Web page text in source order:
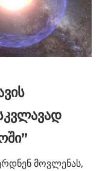
მოვლენას,